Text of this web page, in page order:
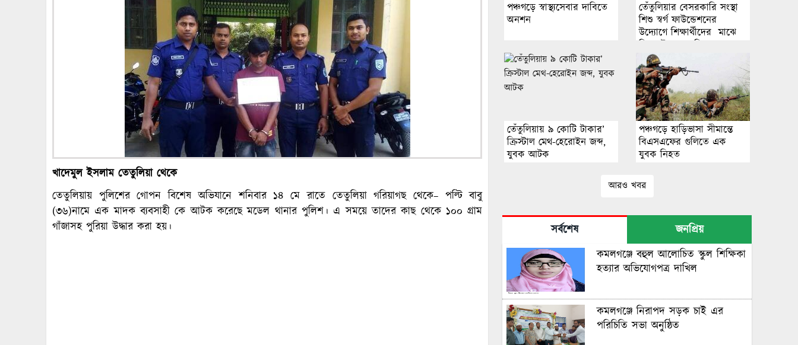
খাদেমুল ইসলাম তেতুলিয়া থেকে
তেতুলিয়ায় পুলিশের গোপন বিশেষ অভিযানে শনিবার ১৪ মে রাতে তেতুলিয়া গরিয়াগছ থেকে– পল্টি বাবু
(৩৬)নামে এক মাদক ব্যবসাহী কে আটক করেছে মডেল থানার পুলিশ। এ সময়ে তাদের কাছ থেকে ১০০ গ্রাম
গাঁজাসহ পুরিয়া উদ্ধার করা হয়।
পঞ্চগড়ে স্বাস্থ্যসেবার দাবিতে
অনশন
তেঁতুলিয়ার বেসরকারি সংস্থা
শিশু স্বর্গ ফাউন্ডেশনের
উদ্যোগে শিক্ষার্থীদের মাঝে
শিক্ষা উপকরণ বিতরন
তেঁতুলিয়ায় ৯ কোটি টাকার’
ক্রিস্টাল মেথ-হেরোইন জব্দ,
যুবক আটক
পঞ্চগড়ে হাড়িভাসা সীমান্তে
বিএসএফের গুলিতে এক
যুবক নিহত
আরও খবর
সর্বশেষ
জনপ্রিয়
কমলগঞ্জে বহুল আলোচিত স্কুল শিক্ষিকা
হত্যার অভিযোগপত্র দাখিল
কমলগঞ্জে নিরাপদ সড়ক চাই এর
পরিচিতি সভা অনুষ্ঠিত